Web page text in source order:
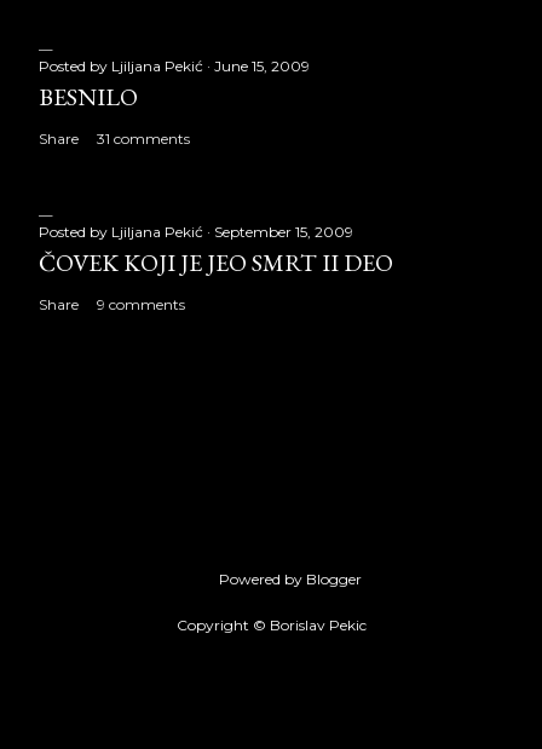
Posted by Ljiljana Pekić June 15, 2009
BESNILO
Share 31 comments
Posted by Ljiljana Pekić September 15, 2009
ČOVEK KOJI JE JEO SMRT II DEO
Share 9 comments
Powered by Blogger
Copyright © Borislav Pekic